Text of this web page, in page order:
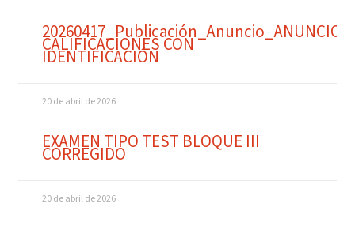
20260417_Publicación_Anuncio_ANUNCIO
CALIFICACIONES CON
IDENTIFICACIÓN
20 de abril de 2026
EXAMEN TIPO TEST BLOQUE III
CORREGIDO
20 de abril de 2026